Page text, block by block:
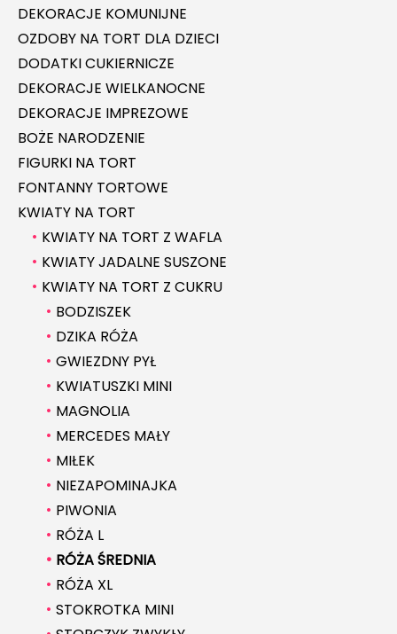
DEKORACJE KOMUNIJNE
OZDOBY NA TORT DLA DZIECI
DODATKI CUKIERNICZE
DEKORACJE WIELKANOCNE
DEKORACJE IMPREZOWE
BOŻE NARODZENIE
FIGURKI NA TORT
FONTANNY TORTOWE
KWIATY NA TORT
KWIATY NA TORT Z WAFLA
KWIATY JADALNE SUSZONE
KWIATY NA TORT Z CUKRU
BODZISZEK
DZIKA RÓŻA
GWIEZDNY PYŁ
KWIATUSZKI MINI
MAGNOLIA
MERCEDES MAŁY
MIŁEK
NIEZAPOMINAJKA
PIWONIA
RÓŻA L
RÓŻA ŚREDNIA
RÓŻA XL
STOKROTKA MINI